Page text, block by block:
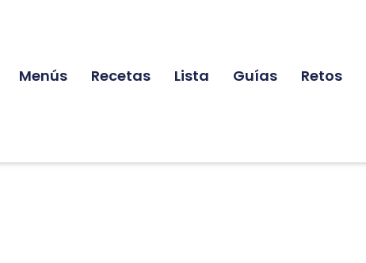
Menús Recetas Lista Guías Retos